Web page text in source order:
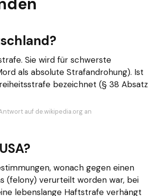
Sie wird für schwerste
als absolute Strafandrohung). Ist
bezeichnet (§ 38 Absatz
auf de.wikipedia.org an
wonach gegen einen
(felony) verurteilt worden war, bei
lebenslange Haftstrafe verhängt